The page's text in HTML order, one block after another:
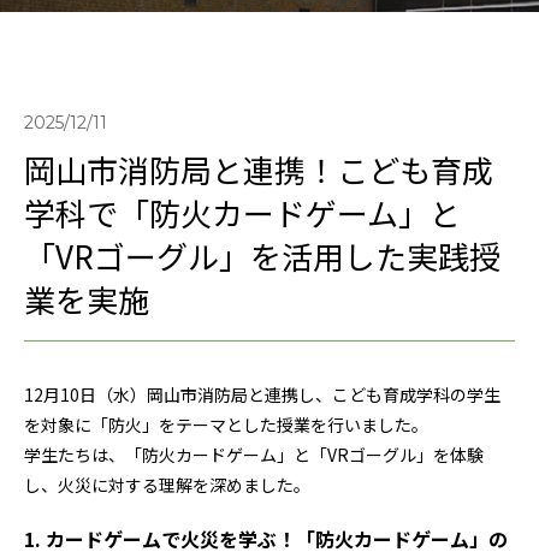
2025/12/11
岡山市消防局と連携！こども育成
学科で「防火カードゲーム」と
「VRゴーグル」を活用した実践授
業を実施
12月10日（水）岡山市消防局と連携し、こども育成学科の学生
を対象に「防火」をテーマとした授業を行いました。
学生たちは、「防火カードゲーム」と「VRゴーグル」を体験
し、火災に対する理解を深めました。
1. カードゲームで火災を学ぶ！「防火カードゲーム」の